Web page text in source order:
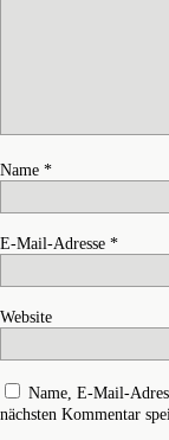
Name *
E-Mail-Adresse *
Website
Name, E-Mail-
nächsten Kommentar